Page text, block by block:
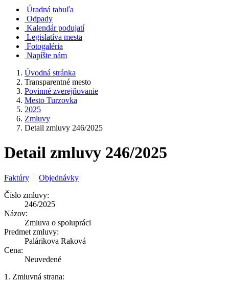
Úradná tabuľa
Odpady
Kalendár podujatí
Legislatíva mesta
Fotogaléria
Napíšte nám
Úvodná stránka
Transparentné mesto
Povinné zverejňovanie
Mesto Turzovka
2025
Zmluvy
Detail zmluvy 246/2025
Detail zmluvy 246/2025
Faktúry | Objednávky
Číslo zmluvy:
246/2025
Názov:
Zmluva o spolupráci
Predmet zmluvy:
Palárikova Raková
Cena:
Neuvedené
1. Zmluvná strana: